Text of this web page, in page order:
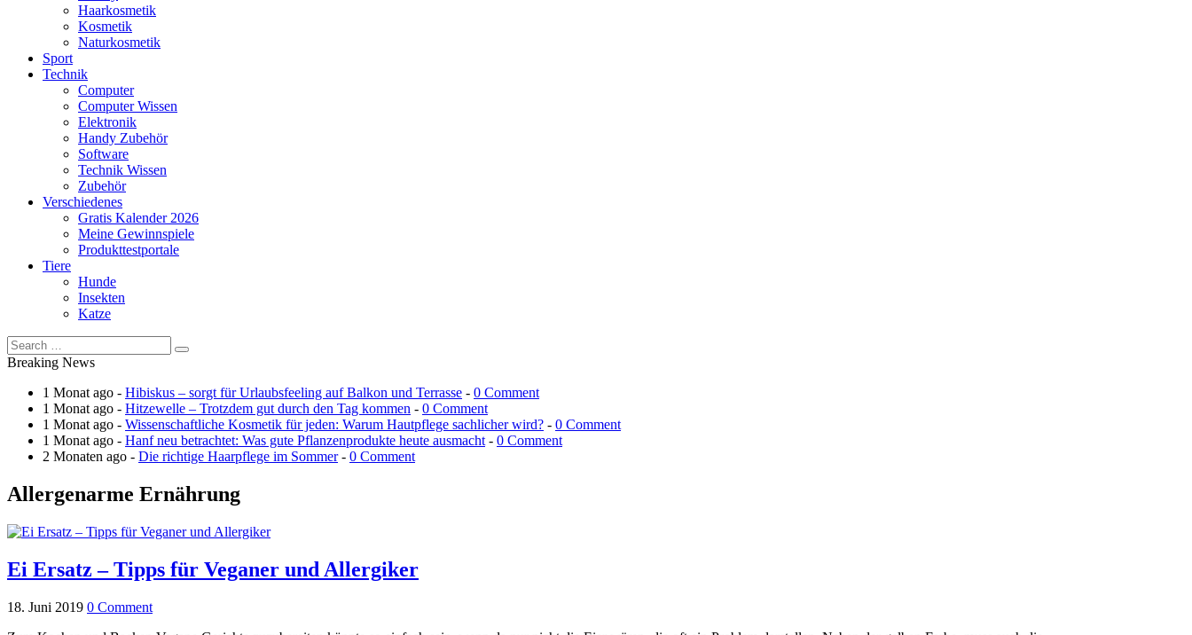
Haarkosmetik
Kosmetik
Naturkosmetik
Sport
Technik
Computer
Computer Wissen
Elektronik
Handy Zubehör
Software
Technik Wissen
Zubehör
Verschiedenes
Gratis Kalender 2026
Meine Gewinnspiele
Produkttestportale
Tiere
Hunde
Insekten
Katze
Breaking News
1 Monat ago - Hibiskus – sorgt für Urlaubsfeeling auf Balkon und Terrasse - 0 Comment
1 Monat ago - Hitzewelle – Trotzdem gut durch den Tag kommen - 0 Comment
1 Monat ago - Wissenschaftliche Kosmetik für jeden: Warum Hautpflege sachlicher wird? - 0 Comment
1 Monat ago - Hanf neu betrachtet: Was gute Pflanzenprodukte heute ausmacht - 0 Comment
2 Monaten ago - Die richtige Haarpflege im Sommer- 0 Comment
Allergenarme Ernährung
Ei Ersatz – Tipps für Veganer und Allergiker
18. Juni 2019 0 Comment